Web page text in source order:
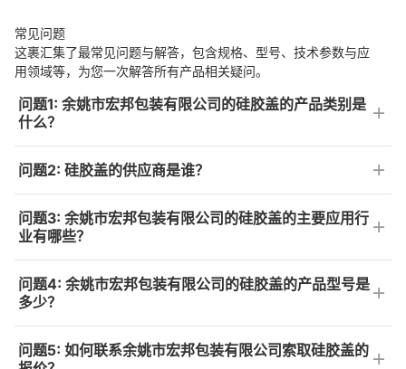
常见问题
这裹汇集了最常见问题与解答，包含规格、型号、技术参数与应
用领域等，为您一次解答所有产品相关疑问。
问题1: 余姚市宏邦包装有限公司的硅胶盖的产品类别是
什么？
问题2: 硅胶盖的供应商是谁？
问题3: 余姚市宏邦包装有限公司的硅胶盖的主要应用行
业有哪些？
问题4: 余姚市宏邦包装有限公司的硅胶盖的产品型号是
多少？
问题5: 如何联系余姚市宏邦包装有限公司索取硅胶盖的